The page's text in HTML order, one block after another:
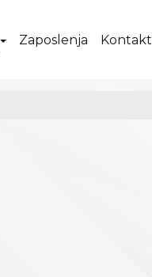
Zaposlenja Kontakt